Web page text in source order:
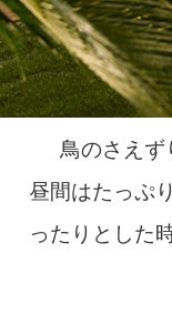
鳥のさえ
昼間はたっぷ
ったりとした